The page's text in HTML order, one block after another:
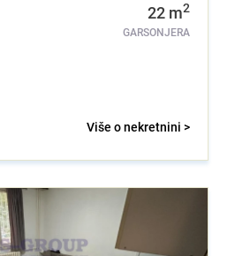
22 m2
GARSONJERA
Više o nekretnini >